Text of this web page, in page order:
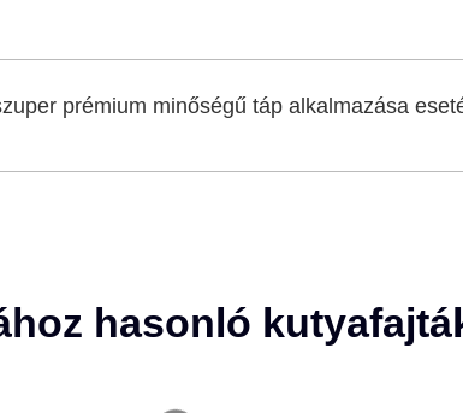
prémium minőségű táp alkalmazása
hasonló